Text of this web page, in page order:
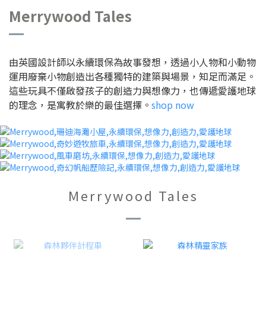
Merrywood Tales
由英國設計師以永續環保為故事發想，透過小人物和小動物
運用廢棄小物創造出各種獨特的建築與場景，知足而滿足。
這些玩具不僅啟發孩子的創造力與想像力，也傳遞愛護地球
的理念，是寓教於樂的最佳選擇。 shop now
Merrywood Tales